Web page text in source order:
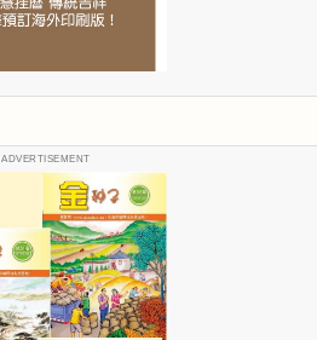
ADVERTISEMENT